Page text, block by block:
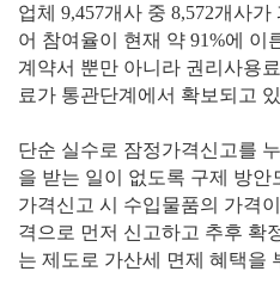
업체 9,457개사 중 8,572개사
어 참여율이 현재 약 91%에 이
계약서 뿐만 아니라 권리사용
료가 통관단계에서 확보되고
단순 실수로 잠정가격신고를
을 받는 일이 없도록 구제 방
가격신고 시 수입물품의 가격
격으로 먼저 신고하고 추후 확
는 제도로 가산세 면제 혜택을